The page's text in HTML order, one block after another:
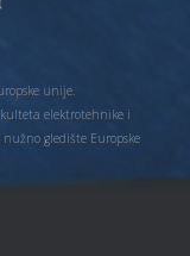
unije.
elektrotehnike i
gledište Europske